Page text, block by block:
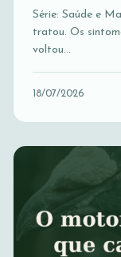
Série: Saúde e
tratou. Os
voltou…
18/07/2026